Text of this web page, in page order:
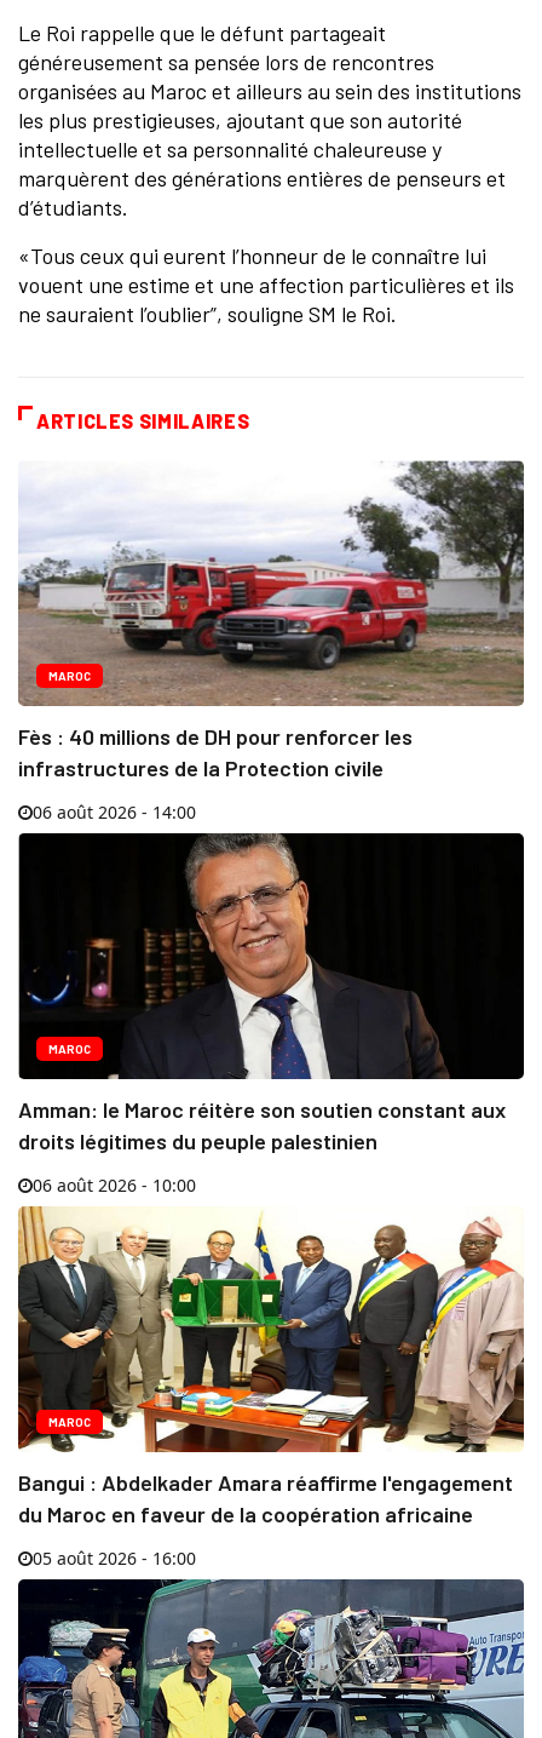
Le Roi rappelle que le défunt partageait
généreusement sa pensée lors de rencontres
organisées au Maroc et ailleurs au sein des institutions
les plus prestigieuses, ajoutant que son autorité
intellectuelle et sa personnalité chaleureuse y
marquèrent des générations entières de penseurs et
d’étudiants.
«Tous ceux qui eurent l’honneur de le connaître lui
vouent une estime et une affection particulières et ils
ne sauraient l’oublier”, souligne SM le Roi.
ARTICLES SIMILAIRES
MAROC
Fès : 40 millions de DH pour renforcer les
infrastructures de la Protection civile
06 août 2026 - 14:00
MAROC
Amman: le Maroc réitère son soutien constant aux
droits légitimes du peuple palestinien
06 août 2026 - 10:00
MAROC
Bangui : Abdelkader Amara réaffirme l'engagement
du Maroc en faveur de la coopération africaine
05 août 2026 - 16:00